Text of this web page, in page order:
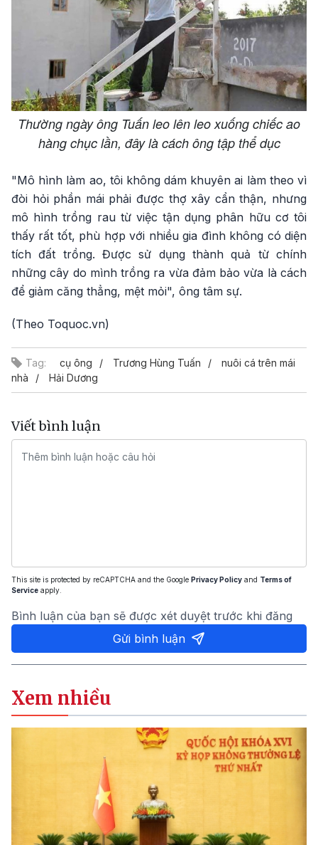
Thường ngày ông Tuấn leo lên leo xuống chiếc ao
hàng chục lần, đây là cách ông tập thể dục
"Mô hình làm ao, tôi không dám khuyên ai làm theo vì
đòi hỏi phần mái phải được thợ xây cẩn thận, nhưng
mô hình trồng rau từ việc tận dụng phân hữu cơ tôi
thấy rất tốt, phù hợp với nhiều gia đình không có diện
tích đất trồng. Được sử dụng thành quả từ chính
những cây do mình trồng ra vừa đảm bảo vừa là cách
để giảm căng thẳng, mệt mỏi", ông tâm sự.
(Theo Toquoc.vn)
Tag: cụ ông Trương Hùng Tuấn
nuôi cá trên mái
nhà
Hải Dương
Viết bình luận
This site is protected by reCAPTCHA and the Google Privacy Policy and Terms of
Service apply.
Bình luận của bạn sẽ được xét duyệt trước khi đăng
Gửi bình luận
Xem nhiều